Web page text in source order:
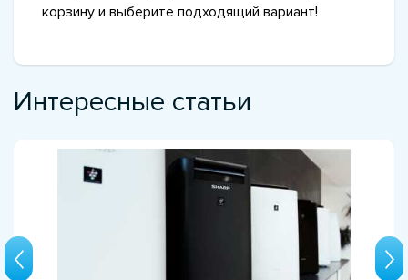
корзину и выберите подходящий вариант!
Интересные статьи